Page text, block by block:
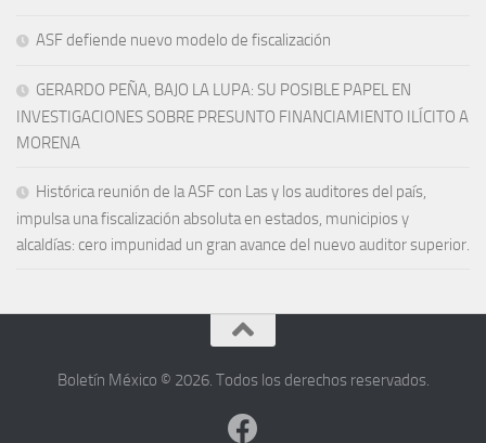
ASF defiende nuevo modelo de fiscalización
GERARDO PEÑA, BAJO LA LUPA: SU POSIBLE PAPEL EN
INVESTIGACIONES SOBRE PRESUNTO FINANCIAMIENTO ILÍCITO A
MORENA
Histórica reunión de la ASF con Las y los auditores del país,
impulsa una fiscalización absoluta en estados, municipios y
alcaldías: cero impunidad un gran avance del nuevo auditor superior.
Boletín México © 2026. Todos los derechos reservados.